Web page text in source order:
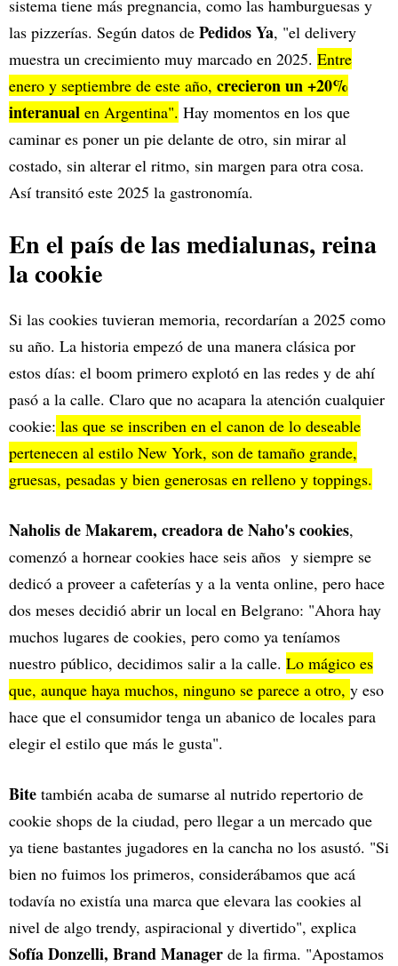
sistema tiene más pregnancia, como las hamburguesas y
las pizzerías. Según datos de Pedidos Ya, "el delivery
muestra un crecimiento muy marcado en 2025. Entre
enero y septiembre de este año, crecieron un +20%
interanual en Argentina". Hay momentos en los que
caminar es poner un pie delante de otro, sin mirar al
costado, sin alterar el ritmo, sin margen para otra cosa.
Así transitó este 2025 la gastronomía.
En el país de las medialunas, reina
la cookie
Si las cookies tuvieran memoria, recordarían a 2025 como
su año. La historia empezó de una manera clásica por
estos días: el boom primero explotó en las redes y de ahí
pasó a la calle. Claro que no acapara la atención cualquier
cookie: las que se inscriben en el canon de lo deseable
pertenecen al estilo New York, son de tamaño grande,
gruesas, pesadas y bien generosas en relleno y toppings.
Naholis de Makarem, creadora de Naho's cookies,
comenzó a hornear cookies hace seis años y siempre se
dedicó a proveer a cafeterías y a la venta online, pero hace
dos meses decidió abrir un local en Belgrano: "Ahora hay
muchos lugares de cookies, pero como ya teníamos
nuestro público, decidimos salir a la calle. Lo mágico es
que, aunque haya muchos, ninguno se parece a otro, y eso
hace que el consumidor tenga un abanico de locales para
elegir el estilo que más le gusta".
Bite también acaba de sumarse al nutrido repertorio de
cookie shops de la ciudad, pero llegar a un mercado que
ya tiene bastantes jugadores en la cancha no los asustó. "Si
bien no fuimos los primeros, considerábamos que acá
todavía no existía una marca que elevara las cookies al
nivel de algo trendy, aspiracional y divertido", explica
Sofía Donzelli, Brand Manager de la firma. "Apostamos